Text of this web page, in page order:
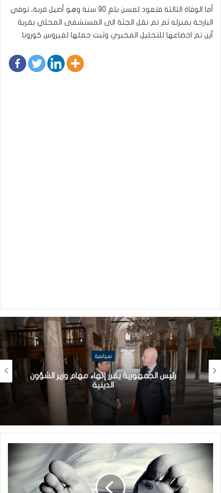
أما الوفاة الثالثة فتعود لمسن بلغ 90 سنة وهو أصيل قربة، توفي
البارحة بمنزله ثم تم نقل الجثة الى المستشفى المحلي بقربة
أين تم اخضاعها للتحليل المخبري وثبت حملها لفيروس كورونا.
سياسة
رئيس الجمهورية يقرر إنهاء مهام وزير الشؤون
الدينية